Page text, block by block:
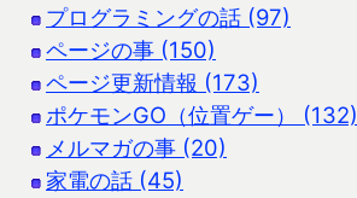
プログラミングの話 (97)
ページの事 (150)
ページ更新情報 (173)
ポケモンGO（位置ゲー） (132)
メルマガの事 (20)
家電の話 (45)